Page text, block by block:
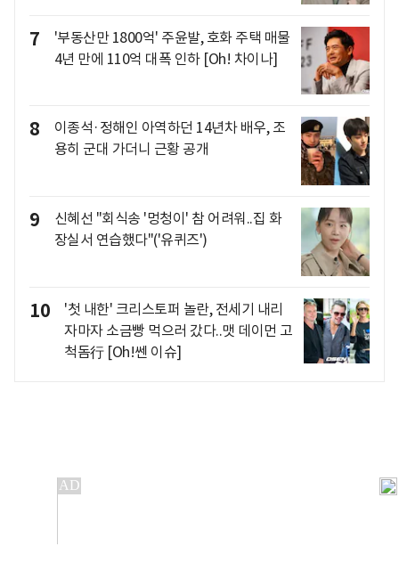
7
'부동산만 1800억' 주윤발, 호화 주택 매물
4년 만에 110억 대폭 인하 [Oh! 차이나]
8
이종석·정해인 아역하던 14년차 배우, 조
용히 군대 가더니 근황 공개
9
신혜선 "회식송 '멍청이' 참 어려워..집 화
장실서 연습했다"('유퀴즈')
10
'첫 내한' 크리스토퍼 놀란, 전세기 내리
자마자 소금빵 먹으러 갔다..맷 데이먼 고
척돔行 [Oh!쎈 이슈]